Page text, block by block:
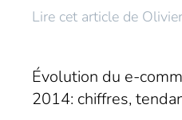
Lire cet article de
Évolution du e-
2014: chiffres,